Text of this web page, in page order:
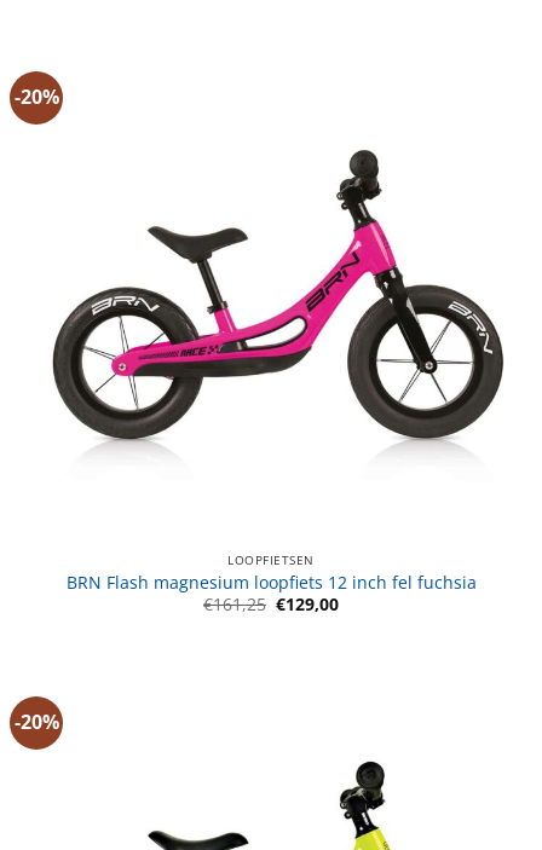
-20%
LOOPFIETSEN
BRN Flash magnesium loopfiets 12 inch fel fuchsia
€161,25 Oorspronkelijke
€129,00Huidige
-20%